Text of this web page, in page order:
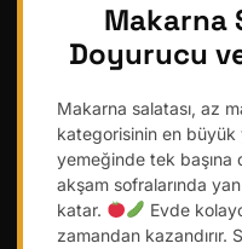
Makarna
Doyurucu
Makarna salatası, az
kategorisinin en büyük
yemeğinde tek
akşam sofralarında
katar.
Evde
zamandan kazandırır.